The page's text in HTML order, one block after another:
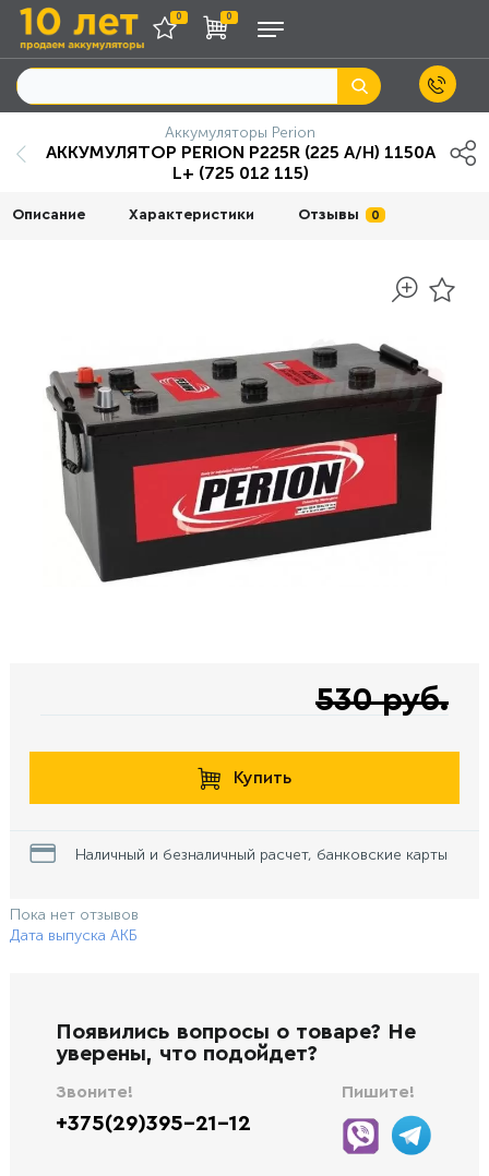
0 0
Аккумуляторы Perion
АККУМУЛЯТОР PERION P225R (225 А/H) 1150A
L+ (725 012 115)
Описание Характеристики Отзывы 0
530 руб.
Купить
Наличный и безналичный расчет, банковские карты
Пока нет отзывов
Дата выпуска АКБ
Появились вопросы о товаре? Не
уверены, что подойдет?
Звоните!
+375(29)395-21-12
Пишите!